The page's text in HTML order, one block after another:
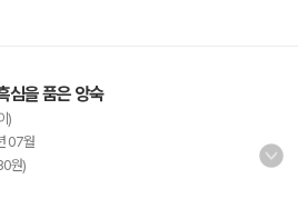
심을 품은 앙숙
)
07월
원)